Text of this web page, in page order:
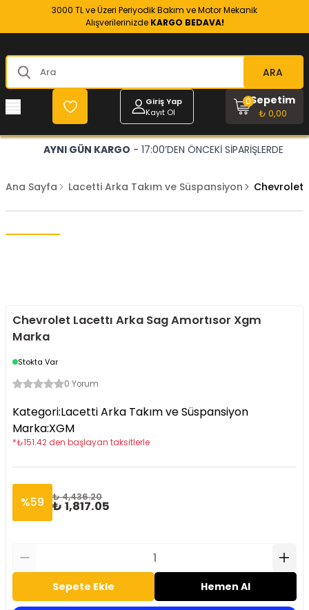
3000 TL ve Üzeri Periyodik Bakım ve Motor Mekanik
Alışverilerinizde KARGO BEDAVA!
ARA
Giriş Yap
Kayıt Ol
Sepetim
₺ 0,00
0
AYNI GÜN KARGO - 17:00’DEN ÖNCEKİ SİPARİŞLERDE
Ana Sayfa Lacetti Arka Takım ve Süspansiyon Chevrolet
Chevrolet Lacettı Arka Sag Amortısor Xgm
Marka
Stokta Var
0 Yorum
Kategori:Lacetti Arka Takım ve Süspansiyon
Marka:XGM
*₺151.42 den başlayan taksitlerle
%59 ₺ 4,436.20
₺ 1,817.05
Sepete Ekle Hemen Al